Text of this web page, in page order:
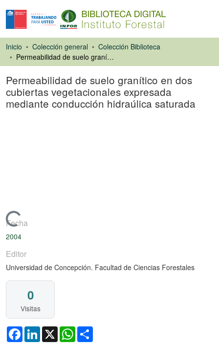
Inicio Colección general
Colección Biblioteca
Permeabilidad de suelo granítico en dos cubiertas vegetacionales expresada mediante conducción hidraúlica saturada
Permeabilidad de suelo granítico en dos
cubiertas vegetacionales expresada
mediante conducción hidraúlica saturada
Cargando...
Fecha
2004
Editor
Universidad de Concepción. Facultad de Ciencias Forestales
0
Visitas
FacebookLinkedIn
X WhatsApp